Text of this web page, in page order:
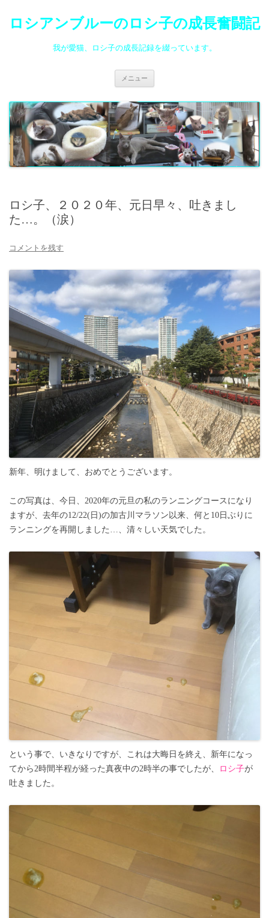
ロシアンブルーのロシ子の成長奮闘記
我が愛猫、ロシ子の成長記録を綴っています。
メニュー
ツ
へ
ス
キ
ッ
プ
ロシ子、２０２０年、元日早々、吐きまし
た…。（涙）
コメントを残す
新年、明けまして、おめでとうございます。
この写真は、今日、2020年の元旦の私のランニングコースになり
ますが、去年の12/22(日)の加古川マラソン以来、何と10日ぶりに
ランニングを再開しました…、清々しい天気でした。
という事で、いきなりですが、これは大晦日を終え、新年になっ
てから2時間半程が経った真夜中の2時半の事でしたが、
ロシ子が
吐きました。